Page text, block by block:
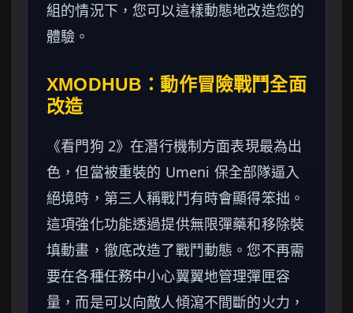
組的情況下，您可以這樣動態地改造您的
體驗。
XMODHUB：動作冒險戰鬥全面
改造
《看門狗 2》在潛行機制方面表現最為出
色，但當被重裝的 Umeni 保全部隊逼入
絕境時，第三人稱戰鬥有時會顯得笨拙。
這項強化功能透過提供無限彈藥和移除裝
填動畫，徹底改造了戰鬥動態。您不再需
要在各種任務中小心翼翼地管理彈匣容
量，而是可以向敵人傾瀉不間斷的火力，